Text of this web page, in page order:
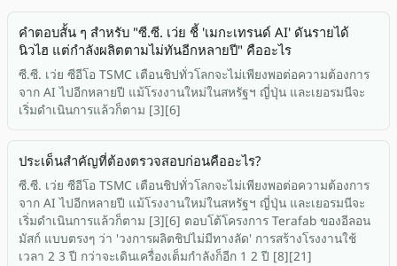
คำตอบสั้น ๆ สำหรับ "ซี.ซี. เว่ย ชี้ 'เมกะเทรนด์ AI' ดันรายได้
นิวไฮ แต่กำลังผลิตตามไม่ทันอีกหลายปี" คืออะไร
ซี.ซี. เว่ย ซีอีโอ TSMC เตือนชิปทั่วโลกจะไม่เพียงพอต่อความต้องการ
จาก AI ไปอีกหลายปี แม้โรงงานใหม่ในสหรัฐฯ ญี่ปุ่น และเยอรมนีจะ
เริ่มดำเนินการแล้วก็ตาม [3][6]
ประเด็นสำคัญที่ต้องตรวจสอบก่อนคืออะไร?
ซี.ซี. เว่ย ซีอีโอ TSMC เตือนชิปทั่วโลกจะไม่เพียงพอต่อความต้องการ
จาก AI ไปอีกหลายปี แม้โรงงานใหม่ในสหรัฐฯ ญี่ปุ่น และเยอรมนีจะ
เริ่มดำเนินการแล้วก็ตาม [3][6] ตอบโต้โครงการ Terafab ของอีลอน
มัสก์ แบบตรงๆ ว่า 'วงการผลิตชิปไม่มีทางลัด' การสร้างโรงงานใช้
เวลา 2 3 ปี กว่าจะเดินเครื่องเต็มกำลังก็อีก 1 2 ปี [8][21]